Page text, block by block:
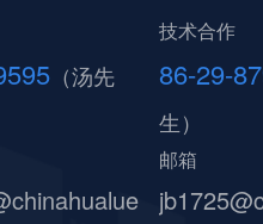
（汤先
技术合作
86-29-
生）
邮箱